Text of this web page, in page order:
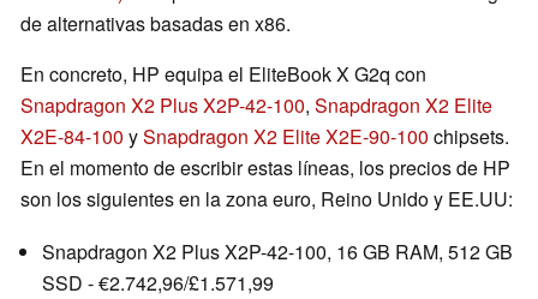
de alternativas basadas en x86.
En concreto, HP equipa el EliteBook X G2q con
Snapdragon X2 Plus X2P-42-100, Snapdragon X2 Elite
X2E-84-100 ySnapdragon X2 Elite X2E-90-100 chipsets.
En el momento de escribir estas líneas, los precios de HP
son los siguientes en la zona euro, Reino Unido y EE.UU:
Snapdragon X2 Plus X2P-42-100, 16 GB RAM, 512 GB
SSD - €2.742,96/£1.571,99